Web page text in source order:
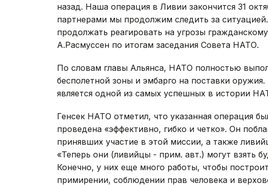
назад. Наша операция в Ливии закончится 31
партнерами мы продолжим следить за
продолжать реагировать на угрозы
А.Расмуссен по итогам заседания Совета НАТО.
По словам главы Альянса, НАТО полностью
бесполетной зоны и эмбарго на поставки
является одной из самых успешных в истории
Генсек НАТО отметил, что указанная операция
проведена «эффективно, гибко и четко». Он
принявших участие в этой миссии, а также
«Теперь они (ливийцы - прим. авт.) могут взять
Конечно, у них еще много работы, чтобы
примирении, соблюдении прав человека и